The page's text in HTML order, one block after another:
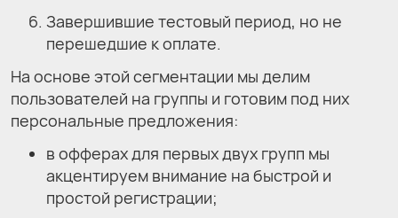
Завершившие тестовый период, но не
перешедшие к оплате.
На основе этой сегментации мы делим
пользователей на группы и готовим под них
персональные предложения:
в офферах для первых двух групп мы
акцентируем внимание на быстрой и
простой регистрации;